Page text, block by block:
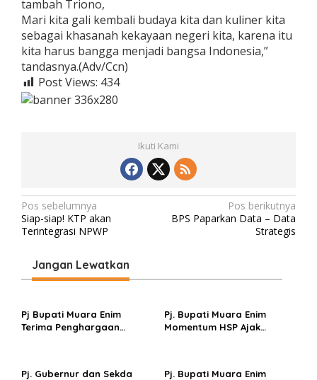
tambah Triono,
Mari kita gali kembali budaya kita dan kuliner kita
sebagai khasanah kekayaan negeri kita, karena itu
kita harus bangga menjadi bangsa Indonesia,”
tandasnya.(Adv/Ccn)
Post Views: 434
Ikuti Kami
N
a
g
a
s
p
Pos sebelumnya
Siap-siap! KTP akan
Terintegrasi NPWP
Pos berikutnya
BPS Paparkan Data – Data
Strategis
Jangan Lewatkan
Pj Bupati Muara Enim
Terima Penghargaan
Pj. Bupati Muara Enim
Momentum HSP Ajak
Pj. Gubernur dan Sekda
Pj. Bupati Muara Enim